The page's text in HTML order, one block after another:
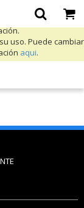
nuestros servicios
mediante el
uso. Puede cambiar
aqui.